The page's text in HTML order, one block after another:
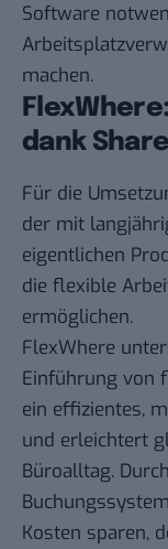
Software
machen.
dank
Für die
der mit
eigentlichen
die flexible
ermöglichen.
FlexWhere
Einführung von
ein effizientes,
und erleichtert
Büroalltag.
Kosten sparen,